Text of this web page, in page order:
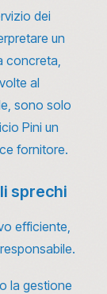
dei
un
concreta,
al
sono solo
Pini un
fornitore.
sprechi
efficiente,
la gestione